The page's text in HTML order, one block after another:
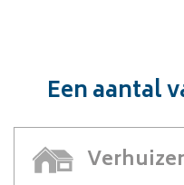
Een aantal